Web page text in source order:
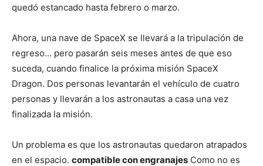
quedó estancado hasta febrero o marzo.
Ahora, una nave de SpaceX se llevará a la tripulación de
regreso… pero pasarán seis meses antes de que eso
suceda, cuando finalice la próxima misión SpaceX
Dragon. Dos personas levantarán el vehículo de cuatro
personas y llevarán a los astronautas a casa una vez
finalizada la misión.
Un problema es que los astronautas quedaron atrapados
en el espacio. compatible con engranajes Como no es